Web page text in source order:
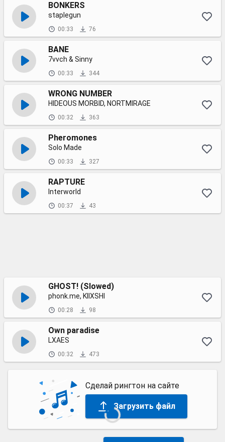
BONKERS
staplegun
00:33 76
BANE
7vvch & Sinny
00:33 344
WRONG NUMBER
HIDEOUS MORBID, NORTMIRAGE
00:32 363
Pheromones
Solo Made
00:33 327
RAPTURE
Interworld
00:37 43
GHOST! (Slowed)
phonk.me, KIIXSHI
00:28 98
Own paradise
LXAES
00:32 473
Сделай рингтон на сайте
Загрузить файл